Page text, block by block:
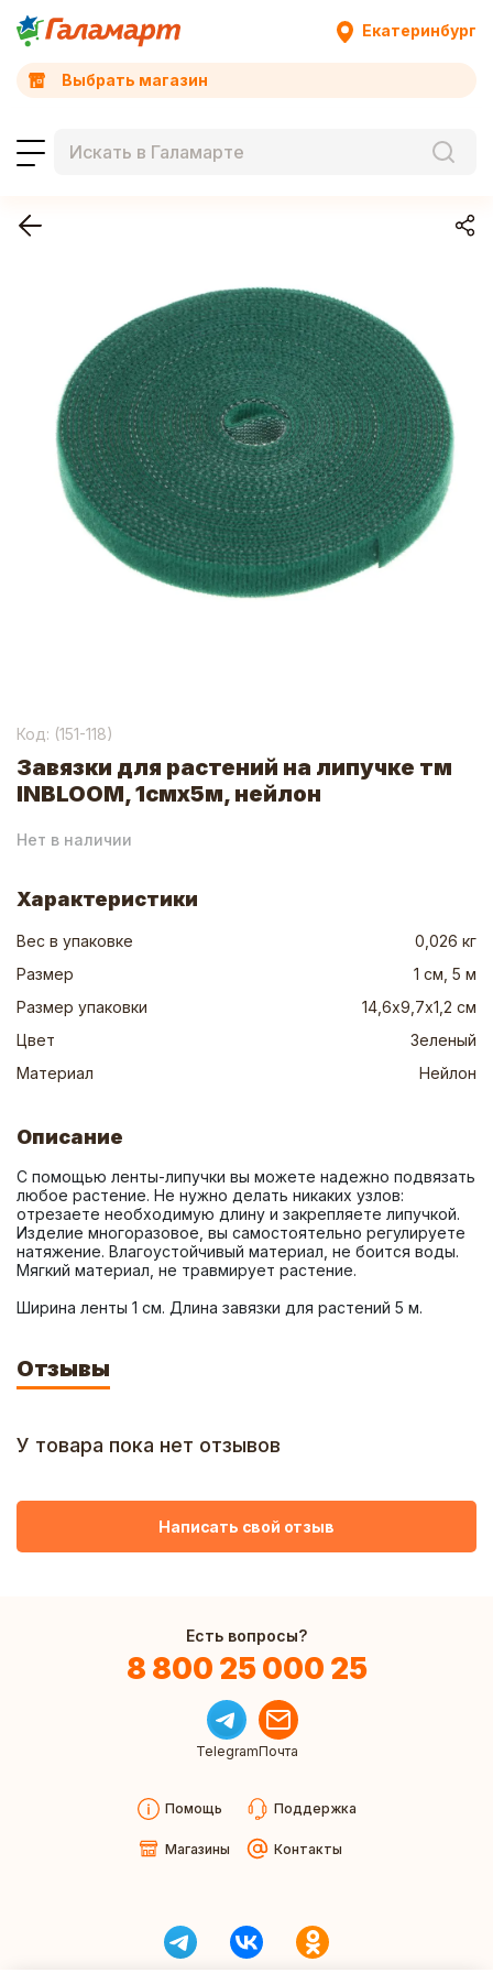
Екатеринбург
Выбрать магазин
Код: (151-118)
Завязки для растений на липучке тм
INBLOOM, 1смх5м, нейлон
Нет в наличии
Характеристики
Вес в упаковке
0,026 кг
Размер
1 см, 5 м
Размер упаковки
14,6х9,7х1,2 см
Цвет
Зеленый
Материал
Нейлон
Описание
С помощью ленты-липучки вы можете надежно подвязать
любое растение. Не нужно делать никаких узлов:
отрезаете необходимую длину и закрепляете липучкой.
Изделие многоразовое, вы самостоятельно регулируете
натяжение. Влагоустойчивый материал, не боится воды.
Ширина ленты 1 см. Длина завязки для растений 5 м.
Отзывы
У товара пока нет отзывов
Написать свой отзыв
Есть вопросы?
8 800 25 000 25
TelegramПочта
Помощь Поддержка
Магазины Контакты